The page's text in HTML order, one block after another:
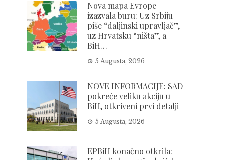
Nova mapa Evrope
izazvala buru: Uz Srbiju
piše “daljinski upravljač”,
uz Hrvatsku “ništa”, a
BiH…
5 Augusta, 2026
NOVE INFORMACIJE: SAD
pokreće veliku akciju u
BiH, otkriveni prvi detalji
5 Augusta, 2026
EPBiH konačno otkrila: